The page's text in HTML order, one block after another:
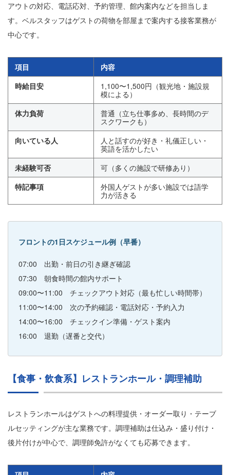
アウトの対応、電話応対、予約管理、館内案内などを担当しま
す。ベルスタッフはゲストの荷物を部屋まで案内する接客業務が
中心です。
項目
内容
時給目安
1,100〜1,500円（観光地・施設規
模による）
体力負荷
普通（立ち仕事多め、長時間のデ
スクワークも）
向いている人
人と話すのが好き・礼儀正しい・
英語を活かしたい
未経験可否
可（多くの施設で研修あり）
特記事項
外国人ゲストが多い施設では語学
力が活きる
フロントの1日スケジュール例（早番）
07:00 出勤・前日の引き継ぎ確認
07:30 朝食時間の館内サポート
09:00〜11:00 チェックアウト対応（最も忙しい時間帯）
11:00〜14:00 次の予約確認・電話対応・予約入力
14:00〜16:00 チェックイン準備・ゲスト案内
16:00 退勤（遅番と交代）
【食事・飲食系】レストランホール・調理補助
レストランホールはゲストへの料理提供・オーダー取り・テーブ
ルセッティングが主な業務です。調理補助は仕込み・盛り付け・
後片付けが中心で、調理師免許がなくても応募できます。